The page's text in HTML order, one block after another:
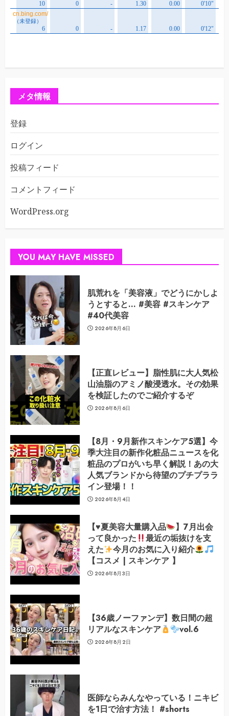
メタ情報
登録
ログイン
投稿フィード
コメントフィード
WordPress.org
YOU MAY HAVE MISSED
肌荒れを「美容液」でどうにかしよ
うとすると… #美容 #スキンケア
#40代美容
2026年8月6日
【正直レビュー】脂性肌に大人気松
山油脂のアミノ酸浸透水。その効果
を検証したのでご紹介するぞ
2026年8月6日
【8月・9月新作スキンケア5選】今
季大注目の新作化粧品ニュースを化
粧品のプロがいち早く解説！あの大
人気ブランドから待望のプチプララ
イン登場！！
2026年8月4日
【♥️夏美容大量購入品
】7月出会
って良かった
最近の垢抜けを支
えた
今月のお気に入り紹介
【コスメ | スキンケア 】
2026年8月3日
【36歳ノーファンデ】数日間の超
リアルなスキンケア
vol.6
2026年8月2日
医師ならみんなやっている！ニキビ
を1日で治す方法！ #shorts